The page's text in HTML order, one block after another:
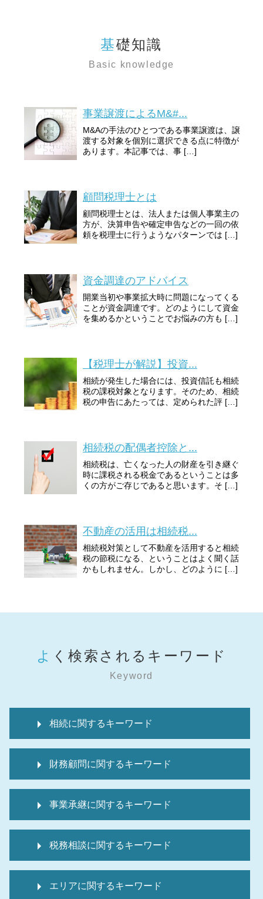
基礎知識
Basic knowledge
事業譲渡によるM&#...
M&Aの手法のひとつである事業譲渡は、譲
渡する対象を個別に選択できる点に特徴が
あります。本記事では、事 […]
顧問税理士とは
顧問税理士とは、法人または個人事業主の
方が、決算申告や確定申告などの一回の依
頼を税理士に行うようなパターンでは […]
資金調達のアドバイス
開業当初や事業拡大時に問題になってくる
ことが資金調達です。どのようにして資金
を集めるかということでお悩みの方も […]
【税理士が解説】投資...
相続が発生した場合には、投資信託も相続
税の課税対象となります。そのため、相続
税の申告にあたっては、定められた評 […]
相続税の配偶者控除と...
相続税は、亡くなった人の財産を引き継ぐ
時に課税される税金であるということは多
くの方がご存じであると思います。そ […]
不動産の活用は相続税...
相続税対策として不動産を活用すると相続
税の節税になる、ということはよく聞く話
かもしれません。しかし、どのように […]
よく検索されるキーワード
Keyword
相続に関するキーワード
死亡保険金 非課税 申告不要
準確定申告 電子申告
相続税 申告費用
準確定申告 医療費控除
マンション 相続税
相続税 申告書
財務顧問に関するキーワード
顧問税理士 メリット
経理代行 求人
税理士 経理指導
中小企業 補助金 設備投資
事業承継に関するキーワード
事業譲渡 m&a
事業承継 m&a デメリット
税務相談に関するキーワード
記帳代行
エリアに関するキーワード